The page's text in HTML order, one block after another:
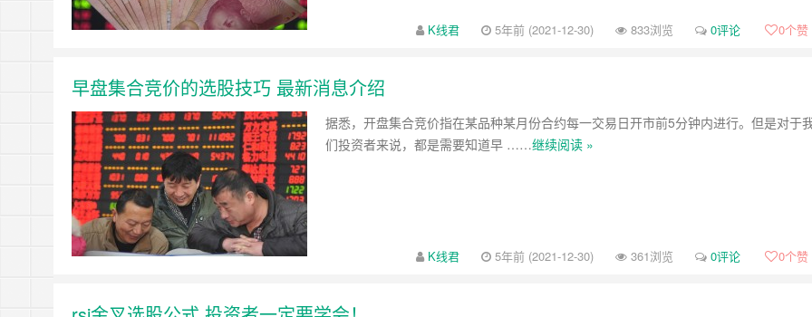
K线君 5年前 (2021-12-30) 833浏览 0评论 0个赞
早盘集合竞价的选股技巧 最新消息介绍
据悉，开盘集合竞价指在某品种某月份合约每一交易日开市前5分钟内进行。但是对于
们投资者来说，都是需要知道早 ……继续阅读 »
K线君 5年前 (2021-12-30) 361浏览 0评论 0个赞